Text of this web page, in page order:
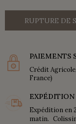
RUPTURE DE
PAIEMENTS
Crédit
France)
Expédition en
matin.